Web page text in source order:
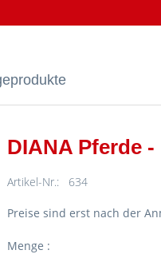
DIANA Pferde
Artikel-Nr.: 634
Preise sind erst nach der
Menge :